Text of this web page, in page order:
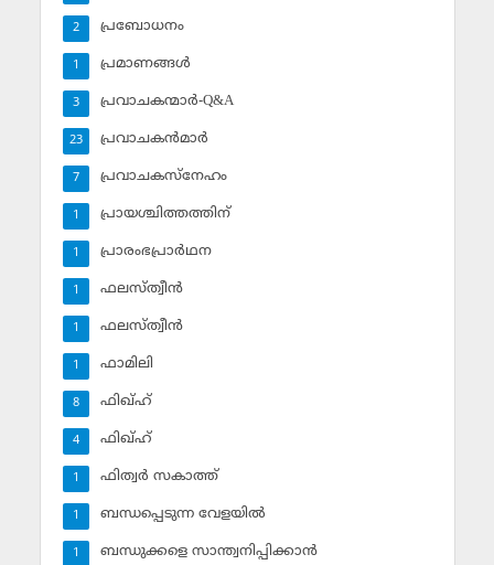
പ്രബോധനം
2
പ്രമാണങ്ങള്‍
1
പ്രവാചകന്മാര്‍-Q&A
3
പ്രവാചകന്‍മാര്‍
23
പ്രവാചകസ്‌നേഹം
7
പ്രായശ്ചിത്തത്തിന്
1
പ്രാരംഭപ്രാര്‍ഥന
1
ഫലസ്ത്വീൻ
1
ഫലസ്ത്വീൻ
1
ഫാമിലി
1
ഫിഖ്ഹ്
8
ഫിഖ്ഹ്‌
4
ഫിത്വര്‍ സകാത്ത്‌
1
ബന്ധപ്പെടുന്ന വേളയില്‍
1
ബന്ധുക്കളെ സാന്ത്വനിപ്പിക്കാന്‍
1